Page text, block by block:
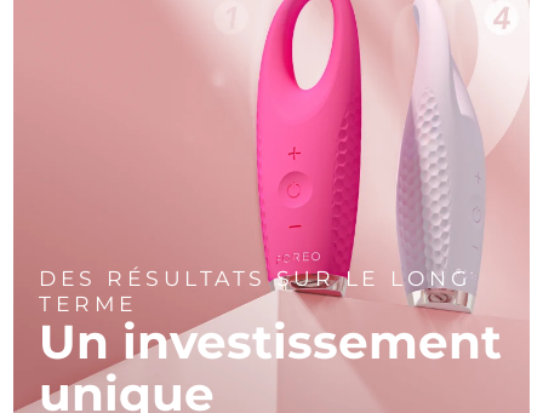
DES RÉSULTATS SUR LE LONG
TERME
Un investissement
unique